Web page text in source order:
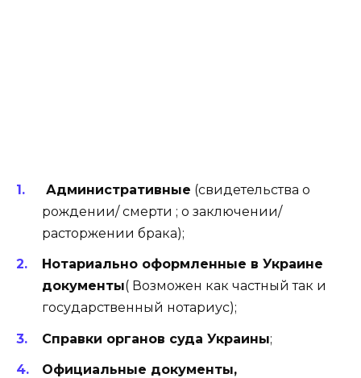
Административные (свидетельства о
рождении/ смерти ; о заключении/
расторжении брака);
Нотариально оформленные в Украине
документы( Возможен как частный так и
государственный нотариус);
Справки органов суда Украины;
Официальные документы,